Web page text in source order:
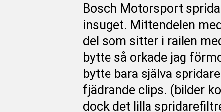
Bosch Motorsport
insuget. Mittendelen
del som sitter i railen
bytte så orkade jag
bytte bara själva
fjädrande clips. (bilder
dock det lilla